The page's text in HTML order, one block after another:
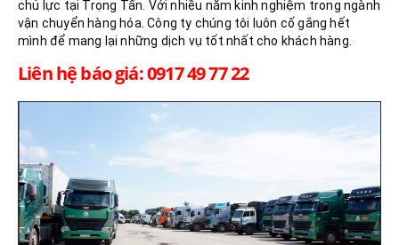
chủ lực tại Trọng Tấn. Với nhiều năm kinh nghiệm trong ngành
vận chuyển hàng hóa. Công ty chúng tôi luôn cố gắng hết
mình để mang lại những dịch vụ tốt nhất cho khách hàng.
Liên hệ báo giá: 0917 49 77 22